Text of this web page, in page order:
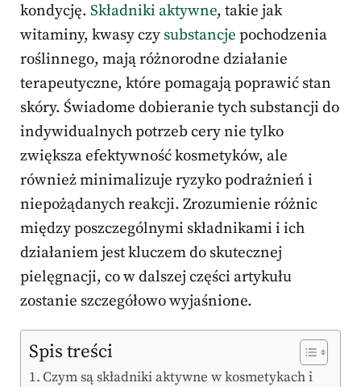
kondycję. Składniki aktywne, takie jak
witaminy, kwasy czy substancje pochodzenia
roślinnego, mają różnorodne działanie
terapeutyczne, które pomagają poprawić stan
skóry. Świadome dobieranie tych substancji do
indywidualnych potrzeb cery nie tylko
zwiększa efektywność kosmetyków, ale
również minimalizuje ryzyko podrażnień i
niepożądanych reakcji. Zrozumienie różnic
między poszczególnymi składnikami i ich
działaniem jest kluczem do skutecznej
pielęgnacji, co w dalszej części artykułu
zostanie szczegółowo wyjaśnione.
Spis treści
Czym są składniki aktywne w kosmetykach i